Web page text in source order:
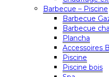
Barbecue – Piscine
Barbecue
Barbecue
Plancha
Accessoires
Piscine
Piscine bois